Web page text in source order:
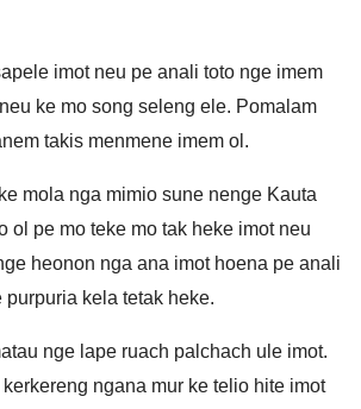
imot neu pe anali toto nge imem
ke mo song seleng ele. Pomalam
takis menmene imem ol.
mola nga mimio sune nenge Kauta
ol pe mo teke mo tak heke imot neu
heonon nga ana imot hoena pe anali
purpuria kela tetak heke.
nge lape ruach palchach ule imot.
ngana mur ke telio hite imot